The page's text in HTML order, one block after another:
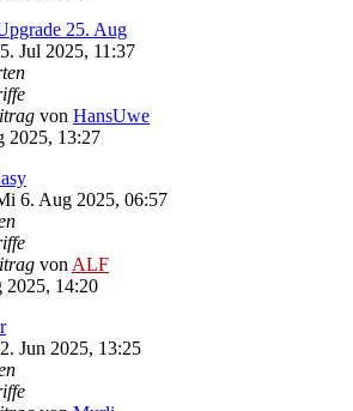
25. Aug
Jul 2025, 11:37
von HansUwe
2025, 13:27
6. Aug 2025, 06:57
von ALF
2025, 14:20
Jun 2025, 13:25